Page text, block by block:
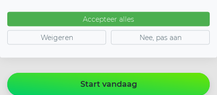
bezoekers nodig hebben om deel te nemen. Zo
voorkom je verwarring en technische problemen
vlak voor aanvang.
Start vandaag
Accepteer alles
Weigeren Nee, pas aan